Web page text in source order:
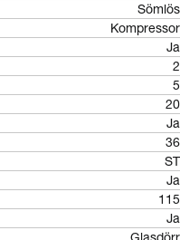
Sömlös
Kompressor
Ja
2
5
20
Ja
36
ST
Ja
115
Ja
Glasdörr